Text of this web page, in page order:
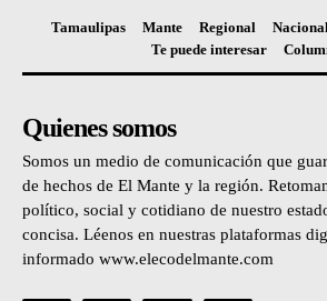
Tamaulipas Mante Regional Nacional
Te puede interesar
Quienes somos
Somos un medio de comunicación que
de hechos de El Mante y la región.
político, social y cotidiano de nuestro
concisa. Léenos en nuestras plataformas
informado www.elecodelmante.com